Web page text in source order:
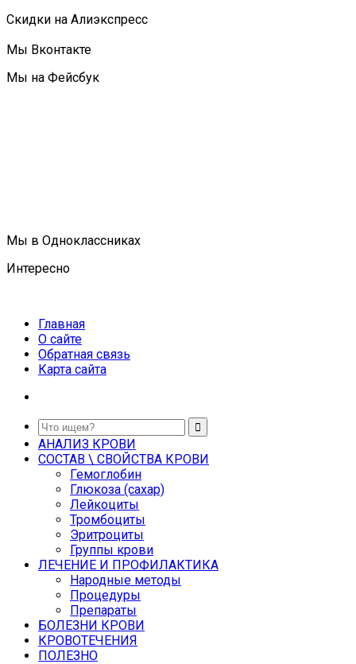
Скидки на Алиэкспресс
Мы Вконтакте
Мы на Фейсбук
Мы в Одноклассниках
Интересно
Главная
О сайте
Обратная связь
Карта сайта
АНАЛИЗ КРОВИ
СОСТАВ \ СВОЙСТВА КРОВИ
Гемоглобин
Глюкоза (сахар)
Лейкоциты
Тромбоциты
Эритроциты
Группы крови
ЛЕЧЕНИЕ И ПРОФИЛАКТИКА
Народные методы
Процедуры
Препараты
БОЛЕЗНИ КРОВИ
КРОВОТЕЧЕНИЯ
ПОЛЕЗНО